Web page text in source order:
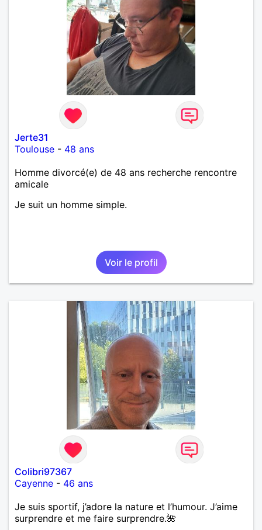
Jerte31
Toulouse - 48 ans
Homme divorcé(e) de 48 ans recherche rencontre
amicale
Je suit un homme simple.
Voir le profil
Colibri97367
Cayenne - 46 ans
Je suis sportif, j’adore la nature et l’humour. J’aime
surprendre et me faire surprendre.🌺